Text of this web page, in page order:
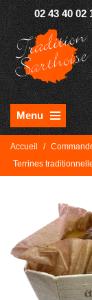
02 43 40 02
Menu
Accueil /
Terrines